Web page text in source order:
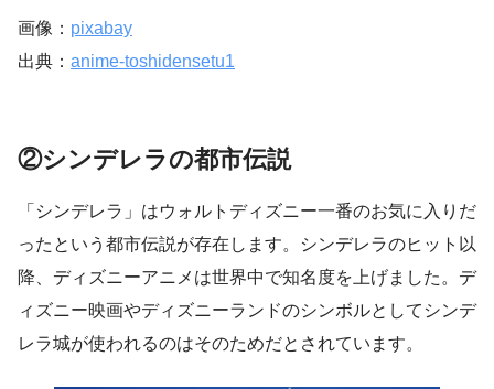
画像： pixabay
出典： anime-toshidensetu1
②シンデレラの都市伝説
「シンデレラ」はウォルトディズニー一番のお気に入りだ
ったという都市伝説が存在します。シンデレラのヒット以
降、ディズニーアニメは世界中で知名度を上げました。デ
ィズニー映画やディズニーランドのシンボルとしてシンデ
レラ城が使われるのはそのためだとされています。